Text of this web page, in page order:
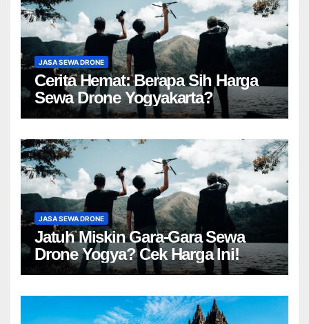
JASA SEWA DRONE
Cerita Hemat: Berapa Sih Harga
Sewa Drone Yogyakarta?
JASA SEWA DRONE
Jatuh Miskin Gara-Gara Sewa
Drone Yogya? Cek Harga Ini!